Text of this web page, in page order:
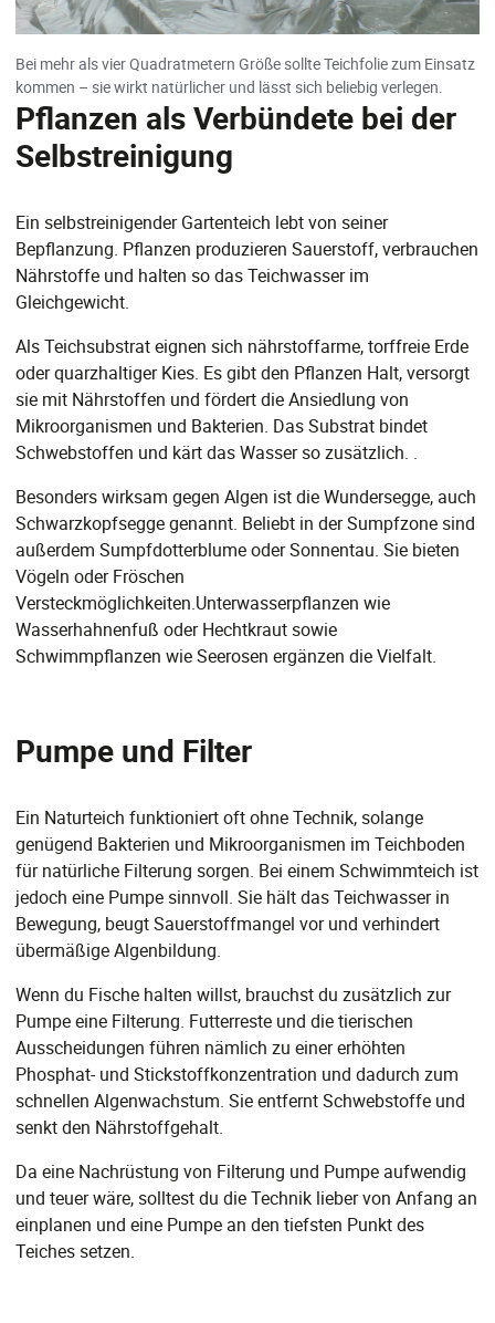
Bei mehr als vier Quadratmetern Größe sollte Teichfolie zum Einsatz
kommen – sie wirkt natürlicher und lässt sich beliebig verlegen.
Pflanzen als Verbündete bei der
Selbstreinigung
Ein selbstreinigender Gartenteich lebt von seiner
Bepflanzung. Pflanzen produzieren Sauerstoff, verbrauchen
Nährstoffe und halten so das Teichwasser im
Gleichgewicht.
Als Teichsubstrat eignen sich nährstoffarme, torffreie Erde
oder quarzhaltiger Kies. Es gibt den Pflanzen Halt, versorgt
sie mit Nährstoffen und fördert die Ansiedlung von
Mikroorganismen und Bakterien. Das Substrat bindet
Schwebstoffen und kärt das Wasser so zusätzlich. .
Besonders wirksam gegen Algen ist die Wundersegge, auch
Schwarzkopfsegge genannt. Beliebt in der Sumpfzone sind
außerdem Sumpfdotterblume oder Sonnentau. Sie bieten
Vögeln oder Fröschen
Versteckmöglichkeiten.Unterwasserpflanzen wie
Wasserhahnenfuß oder Hechtkraut sowie
Schwimmpflanzen wie Seerosen ergänzen die Vielfalt.
Pumpe und Filter
Ein Naturteich funktioniert oft ohne Technik, solange
genügend Bakterien und Mikroorganismen im Teichboden
für natürliche Filterung sorgen. Bei einem Schwimmteich ist
jedoch eine Pumpe sinnvoll. Sie hält das Teichwasser in
Bewegung, beugt Sauerstoffmangel vor und verhindert
übermäßige Algenbildung.
Wenn du Fische halten willst, brauchst du zusätzlich zur
Pumpe eine Filterung. Futterreste und die tierischen
Ausscheidungen führen nämlich zu einer erhöhten
Phosphat- und Stickstoffkonzentration und dadurch zum
schnellen Algenwachstum. Sie entfernt Schwebstoffe und
senkt den Nährstoffgehalt.
Da eine Nachrüstung von Filterung und Pumpe aufwendig
und teuer wäre, solltest du die Technik lieber von Anfang an
einplanen und eine Pumpe an den tiefsten Punkt des
Teiches setzen.